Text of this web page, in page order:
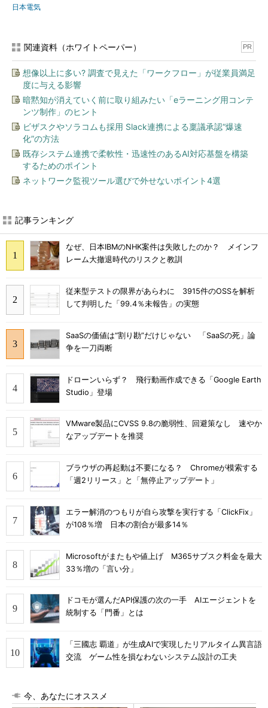
日本電気
関連資料（ホワイトペーパー） PR
想像以上に多い? 調査で見えた「ワークフロー」が従業員満足
度に与える影響
暗黙知が消えていく前に取り組みたい「eラーニング用コンテ
ンツ制作」のヒント
ビザスクやソラコムも採用 Slack連携による稟議承認“爆速
化”の方法
既存システム連携で柔軟性・迅速性のあるAI対応基盤を構築
するためのポイント
ネットワーク監視ツール選びで外せないポイント4選
記事ランキング
なぜ、日本IBMのNHK案件は失敗したのか？ メインフ
レーム大撤退時代のリスクと教訓
従来型テストの限界があらわに 3915件のOSSを解析
して判明した「99.4％未報告」の実態
SaaSの価値は“割り勘”だけじゃない 「SaaSの死」論
争を一刀両断
ドローンいらず？ 飛行動画作成できる「Google Earth
Studio」登場
VMware製品にCVSS 9.8の脆弱性、回避策なし 速やか
なアップデートを推奨
ブラウザの再起動は不要になる？ Chromeが模索する
「週2リリース」と「無停止アップデート」
エラー解消のつもりが自ら攻撃を実行する「ClickFix」
が108％増 日本の割合が最多14％
Microsoftがまたもや値上げ M365サブスク料金を最大
33％増の「言い分」
ドコモが選んだAPI保護の次の一手 AIエージェントを
統制する「門番」とは
「三國志 覇道」が生成AIで実現したリアルタイム異言語
交流 ゲーム性を損なわないシステム設計の工夫
今、あなたにオススメ